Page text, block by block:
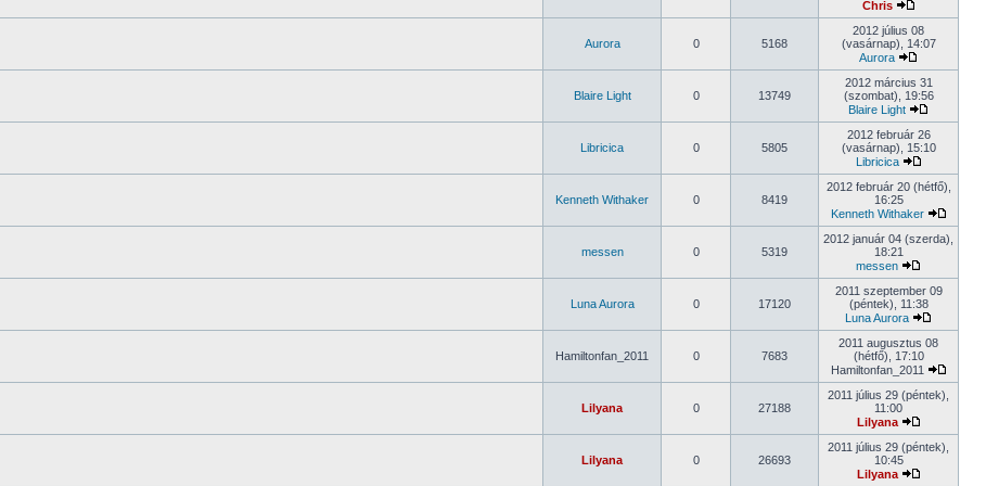
Chris
Aurora 0 5168
2012 július 08
(vasárnap), 14:07
Aurora
Blaire Light 0 13749
2012 március 31
(szombat), 19:56
Blaire Light
Libricica 0 5805
2012 február 26
(vasárnap), 15:10
Libricica
Kenneth Withaker 0 8419
2012 február 20 (hétfő),
16:25
Kenneth Withaker
messen 0 5319
2012 január 04 (szerda),
18:21
messen
Luna Aurora 0 17120
2011 szeptember 09
(péntek), 11:38
Luna Aurora
Hamiltonfan_2011 0 7683
2011 augusztus 08
(hétfő), 17:10
Hamiltonfan_2011
Lilyana 0 27188
2011 július 29 (péntek),
11:00
Lilyana
Lilyana 0 26693
2011 július 29 (péntek),
10:45
Lilyana